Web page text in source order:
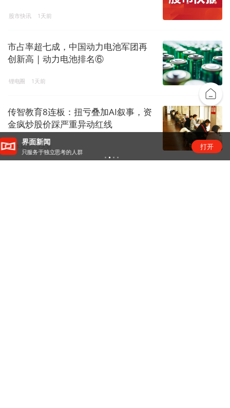
股市快讯 1天前
市占率超七成，中国动力电池军团再
创新高 | 动力电池排名⑥
锂电圈 1天前
传智教育8连板：扭亏叠加AI叙事，资
金疯炒股价踩严重异动红线
资本风云 1天前
“锂业双雄”净利齐翻番，扣非净利却呈“冷暖”两
级
打开